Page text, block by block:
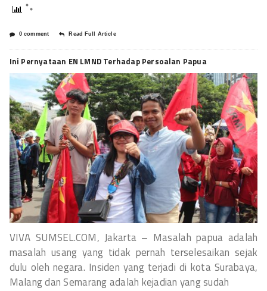
0 comment Read Full Article
Ini Pernyataan EN LMND Terhadap Persoalan Papua
VIVA SUMSEL.COM, Jakarta – Masalah papua adalah
masalah usang yang tidak pernah terselesaikan sejak
dulu oleh negara. Insiden yang terjadi di kota Surabaya,
Malang dan Semarang adalah kejadian yang sudah